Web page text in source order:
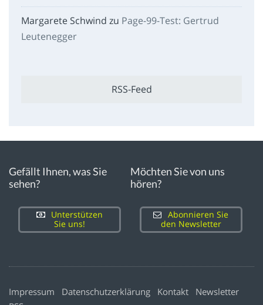
Margarete Schwind zu Page-99-Test: Gertrud
Leutenegger
RSS-Feed
Gefällt Ihnen, was Sie
sehen?
Unterstützen
Sie uns!
Möchten Sie von uns
hören?
Abonnieren Sie
den Newsletter
Impressum Datenschutzerklärung Kontakt
Newsletter